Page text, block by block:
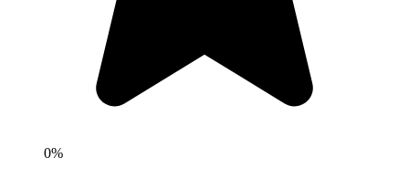
0%